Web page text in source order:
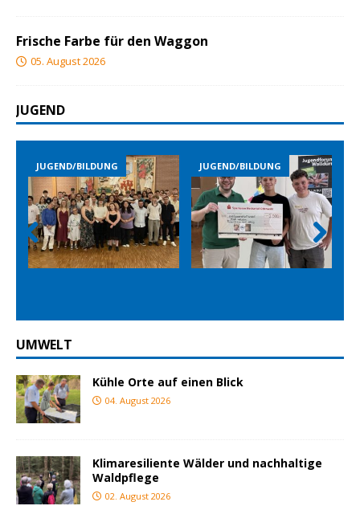
Frische Farbe für den Waggon
05. August 2026
JUGEND
JUGEND/BILDUNG JUGEND/BILDUNG
Prev
ious
Nex
t
UMWELT
Kühle Orte auf einen Blick
04. August 2026
Klimaresiliente Wälder und nachhaltige
Waldpflege
02. August 2026